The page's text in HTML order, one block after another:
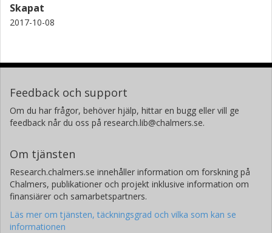
Skapat
2017-10-08
Feedback och support
Om du har frågor, behöver hjälp, hittar en bugg eller vill ge
feedback når du oss på research.lib@chalmers.se.
Om tjänsten
Research.chalmers.se innehåller information om forskning på
Chalmers, publikationer och projekt inklusive information om
finansiärer och samarbetspartners.
Läs mer om tjänsten, täckningsgrad och vilka som kan se
informationen